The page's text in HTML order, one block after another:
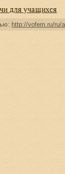
для учащихся
http://vofem.ru/ru/